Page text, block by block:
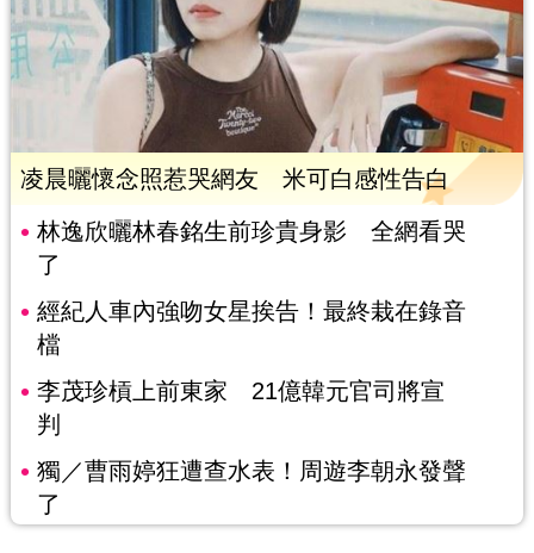
凌晨曬懷念照惹哭網友 米可白感性告白
林逸欣曬林春銘生前珍貴身影 全網看哭
了
經紀人車內強吻女星挨告！最終栽在錄音
檔
李茂珍槓上前東家 21億韓元官司將宣
判
獨／曹雨婷狂遭查水表！周遊李朝永發聲
了